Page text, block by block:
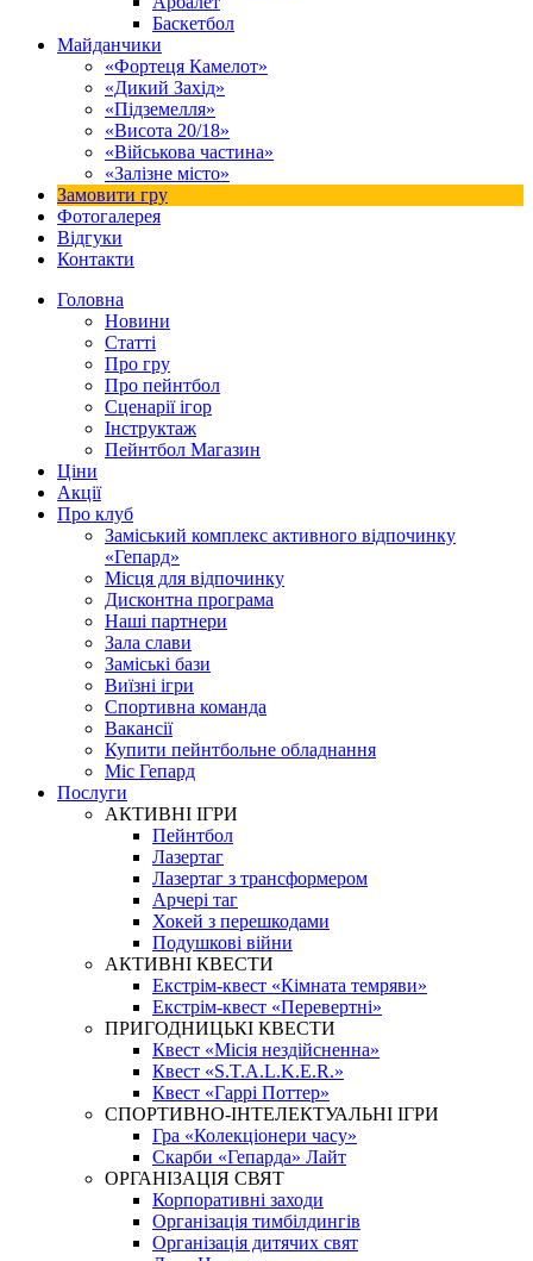
Баскетбол
Майданчики
«Фортеця Камелот»
«Дикий Захід»
«Підземелля»
«Висота 20/18»
«Військова частина»
«Залізне місто»
Замовити гру
Фотогалерея
Відгуки
Контакти
Головна
Новини
Статті
Про гру
Про пейнтбол
Сценарії ігор
Інструктаж
Пейнтбол Магазин
Ціни
Акції
Про клуб
Заміський комплекс активного відпочинку
«Гепард»
Місця для відпочинку
Дисконтна програма
Наші партнери
Зала слави
Заміські бази
Виїзні ігри
Спортивна команда
Вакансії
Купити пейнтбольне обладнання
Міс Гепард
Послуги
АКТИВНІ ІГРИ
Пейнтбол
Лазертаг
Лазертаг з трансформером
Арчері таг
Хокей з перешкодами
Подушкові війни
АКТИВНІ КВЕСТИ
Екстрім-квест «Кімната темряви»
Екстрім-квест «Перевертні»
ПРИГОДНИЦЬКІ КВЕСТИ
Квест «Місія нездійсненна»
Квест «S.T.A.L.K.E.R.»
Квест «Гаррі Поттер»
СПОРТИВНО-ІНТЕЛЕКТУАЛЬНІ ІГРИ
Гра «Колекціонери часу»
Скарби «Гепарда» Лайт
ОРГАНІЗАЦІЯ СВЯТ
Корпоративні заходи
Організація тимбілдингів
Організація дитячих свят